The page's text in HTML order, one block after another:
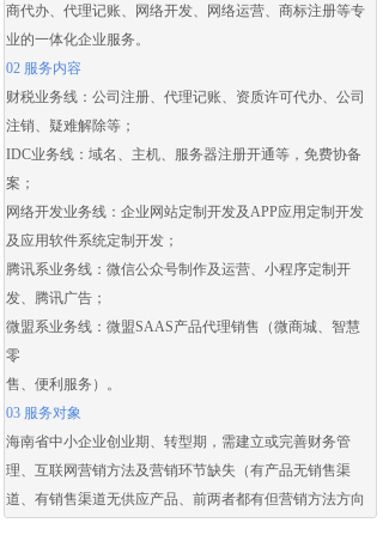
商代办、 代理记账、 网络开发、 网络运营、 商标注册等专
业的一体化企业服务。
02 服务内容
财税业务线： 公司注册、 代理记账、 资质许可代办、 公司
注销、 疑难解除等；
IDC业务线：域名、主机、服务器注册开通等，免费协备
案；
网络开发业务线： 企业网站定制开发及APP应用定制开发
及应用软件系统定制开发 ；
腾讯系业务线：微信公众号制作及运营、 小程序定制开
发、腾讯广告；
微盟系业务线： 微盟SAAS产品代理销售（微商城、智慧
零
售、便利服务）。
03 服务对象
海南省中小企业创业期、转型期，需建立或完善财务管
理、互联网营销方法及营销环节缺失（有产品无销售渠
道、有销售渠道无供应产品、前两者都有但营销方法方向